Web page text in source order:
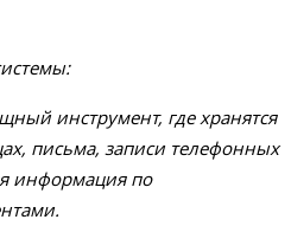
инструмент, где хранятся
письма, записи телефонных
информация по